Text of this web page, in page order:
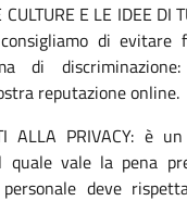
CULTURE E LE IDEE
di evitare
di
reputazione online.
ALLA PRIVACY: è
quale vale la pena
deve